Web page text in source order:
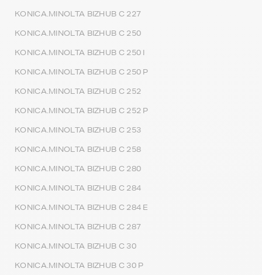
KONICA.MINOLTA BIZHUB C 227
KONICA.MINOLTA BIZHUB C 250
KONICA.MINOLTA BIZHUB C 250 I
KONICA.MINOLTA BIZHUB C 250 P
KONICA.MINOLTA BIZHUB C 252
KONICA.MINOLTA BIZHUB C 252 P
KONICA.MINOLTA BIZHUB C 253
KONICA.MINOLTA BIZHUB C 258
KONICA.MINOLTA BIZHUB C 280
KONICA.MINOLTA BIZHUB C 284
KONICA.MINOLTA BIZHUB C 284 E
KONICA.MINOLTA BIZHUB C 287
KONICA.MINOLTA BIZHUB C 30
KONICA.MINOLTA BIZHUB C 30 P